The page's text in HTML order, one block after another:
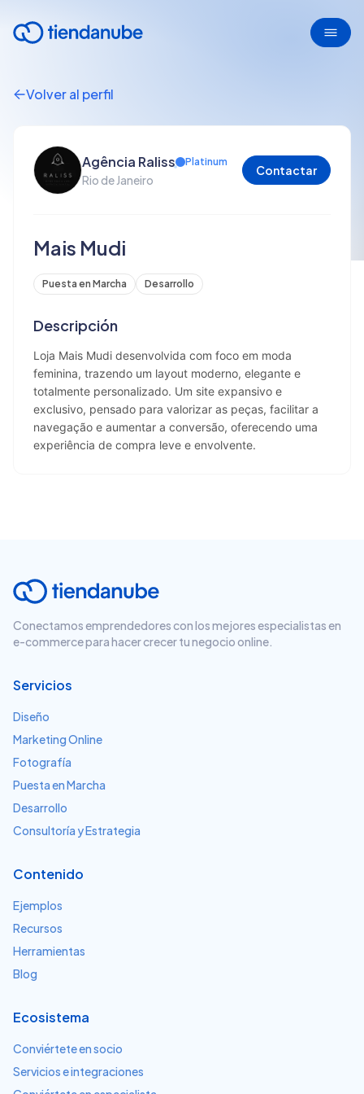
Volver al perfil
Agência Raliss Platinum
Rio de Janeiro
Contactar
Mais Mudi
Puesta en Marcha Desarrollo
Descripción
Loja Mais Mudi desenvolvida com foco em moda
feminina, trazendo um layout moderno, elegante e
totalmente personalizado. Um site expansivo e
exclusivo, pensado para valorizar as peças, facilitar a
navegação e aumentar a conversão, oferecendo uma
experiência de compra leve e envolvente.
Conectamos emprendedores con los mejores especialistas en
e-commerce para hacer crecer tu negocio online.
Servicios
Diseño
Marketing Online
Fotografía
Puesta en Marcha
Desarrollo
Consultoría y Estrategia
Contenido
Ejemplos
Recursos
Herramientas
Blog
Ecosistema
Conviértete en socio
Servicios e integraciones